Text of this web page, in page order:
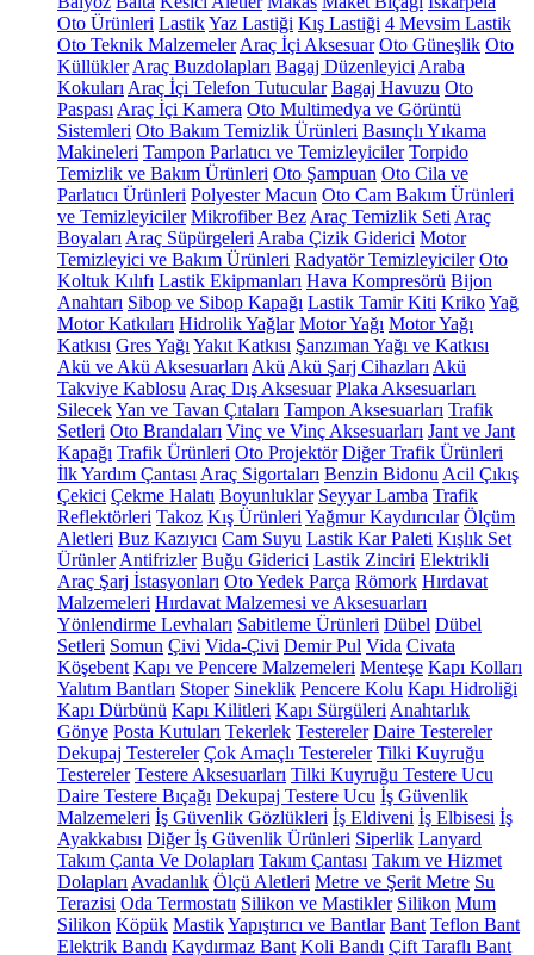
Oto Ürünleri LastikYaz Lastiği Kış Lastiği 4 Mevsim Lastik
Oto Teknik Malzemeler Araç İçi Aksesuar Oto Güneşlik Oto
Küllükler Araç Buzdolapları Bagaj Düzenleyici Araba
Kokuları Araç İçi Telefon Tutucular Bagaj Havuzu Oto
Paspası Araç İçi Kamera Oto Multimedya ve Görüntü
Sistemleri Oto Bakım Temizlik Ürünleri Basınçlı Yıkama
Makineleri Tampon Parlatıcı ve Temizleyiciler Torpido
Temizlik ve Bakım Ürünleri Oto Şampuan Oto Cila ve
Parlatıcı Ürünleri Polyester Macun Oto Cam Bakım Ürünleri
ve Temizleyiciler Mikrofiber Bez Araç Temizlik Seti Araç
Boyaları Araç Süpürgeleri Araba Çizik Giderici Motor
Temizleyici ve Bakım Ürünleri Radyatör Temizleyiciler Oto
Koltuk Kılıfı Lastik Ekipmanları Hava Kompresörü Bijon
Anahtarı Sibop ve Sibop Kapağı Lastik Tamir Kiti KrikoYağ
Motor Katkıları Hidrolik Yağlar Motor Yağı Motor Yağı
Katkısı Gres Yağı Yakıt Katkısı Şanzıman Yağı ve Katkısı
Akü ve Akü Aksesuarları Akü Akü Şarj Cihazları Akü
Takviye Kablosu Araç Dış Aksesuar Plaka Aksesuarları
SilecekYan ve Tavan Çıtaları Tampon Aksesuarları Trafik
Setleri Oto Brandaları Vinç ve Vinç Aksesuarları Jant ve Jant
Kapağı Trafik Ürünleri Oto Projektör Diğer Trafik Ürünleri
İlk Yardım Çantası Araç Sigortaları Benzin Bidonu Acil Çıkış
Çekici Çekme Halatı Boyunluklar Seyyar Lamba Trafik
Reflektörleri Takoz Kış Ürünleri Yağmur Kaydırıcılar Ölçüm
Aletleri Buz Kazıyıcı Cam Suyu Lastik Kar Paleti Kışlık Set
Ürünler Antifrizler Buğu Giderici Lastik Zinciri Elektrikli
Araç Şarj İstasyonları Oto Yedek Parça Römork Hırdavat
Malzemeleri Hırdavat Malzemesi ve Aksesuarları
Yönlendirme Levhaları Sabitleme Ürünleri Dübel Dübel
Setleri Somun Çivi Vida-Çivi Demir Pul Vida Civata
Köşebent Kapı ve Pencere Malzemeleri Menteşe Kapı Kolları
Yalıtım Bantları Stoper Sineklik Pencere Kolu Kapı Hidroliği
Kapı Dürbünü Kapı Kilitleri Kapı Sürgüleri Anahtarlık
Gönye Posta Kutuları Tekerlek Testereler Daire Testereler
Dekupaj Testereler Çok Amaçlı Testereler Tilki Kuyruğu
Testereler Testere Aksesuarları Tilki Kuyruğu Testere Ucu
Daire Testere Bıçağı Dekupaj Testere Ucu İş Güvenlik
Malzemeleri İş Güvenlik Gözlükleri İş Eldiveni İş Elbisesi İş
Ayakkabısı Diğer İş Güvenlik Ürünleri Siperlik Lanyard
Takım Çanta Ve Dolapları Takım Çantası Takım ve Hizmet
Dolapları Avadanlık Ölçü Aletleri Metre ve Şerit Metre Su
Terazisi Oda Termostatı Silikon ve Mastikler Silikon Mum
Silikon Köpük MastikYapıştırıcı ve Bantlar Bant Teflon Bant
Elektrik Bandı Kaydırmaz Bant Koli Bandı Çift Taraflı Bant